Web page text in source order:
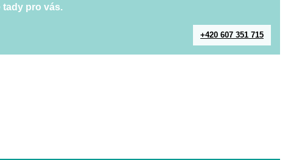
pro vás.
+420 607 351 715